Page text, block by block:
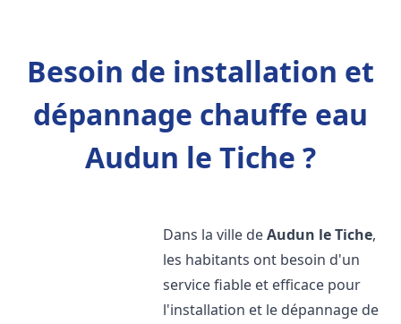
Besoin de installation et
dépannage chauffe eau
Audun le Tiche ?
Dans la ville deAudun le Tiche,
les habitants ont besoin d'un
service fiable et efficace pour
l'installation et le dépannage de